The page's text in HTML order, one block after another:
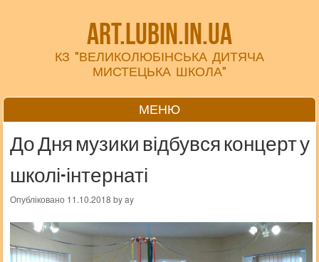
art.lubin.in.ua
КЗ "ВЕЛИКОЛЮБІНСЬКА ДИТЯЧА
МИСТЕЦЬКА ШКОЛА"
МЕНЮ
До Дня музики відбувся концерт у
школі-інтернаті
Опубліковано 11.10.2018 byay